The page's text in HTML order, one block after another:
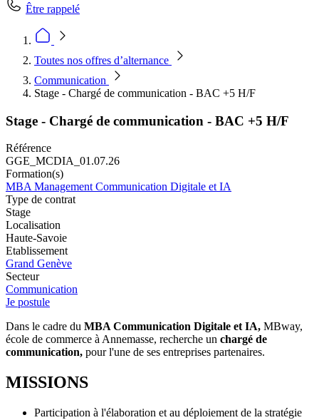
Être rappelé
Toutes nos offres d’alternance
Communication
Stage - Chargé de communication - BAC +5 H/F
Stage - Chargé de communication - BAC +5 H/F
Référence
GGE_MCDIA_01.07.26
Formation(s)
MBA Management Communication Digitale et IA
Type de contrat
Stage
Localisation
Haute-Savoie
Etablissement
Grand Genève
Secteur
Communication
Je postule
Dans le cadre du MBA Communication Digitale et IA, MBway,
école de commerce à Annemasse, recherche un chargé de
communication, pour l'une de ses entreprises partenaires.
MISSIONS
Participation à l'élaboration et au déploiement de la stratégie